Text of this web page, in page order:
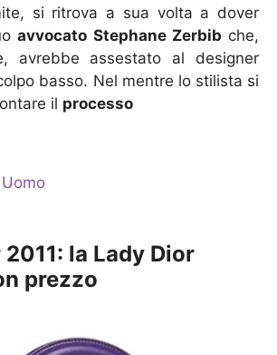
si ritrova a sua volta a dover
avvocato Stephane Zerbib che,
avrebbe assestato al designer
basso. Nel mentre lo stilista si
il processo
Uomo
la Lady Dior
prezzo